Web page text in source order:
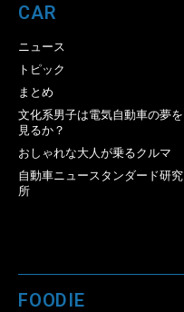
CAR
ニュース
トピック
まとめ
文化系男子は電気自動車の夢を
見るか？
おしゃれな大人が乗るクルマ
自動車ニュースタンダード研究
所
FOODIE